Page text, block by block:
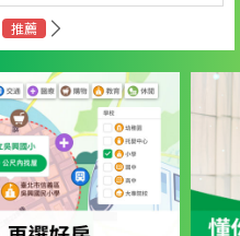
推薦